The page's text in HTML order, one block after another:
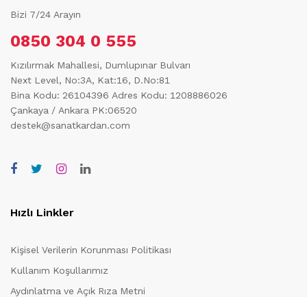
Bizi 7/24 Arayın
0850 304 0 555
Kızılırmak Mahallesi, Dumlupınar Bulvarı
Next Level, No:3A, Kat:16, D.No:81
Bina Kodu: 26104396 Adres Kodu: 1208886026
Çankaya / Ankara PK:06520
destek@sanatkardan.com
Hızlı Linkler
Kişisel Verilerin Korunması Politikası
Kullanım Koşullarımız
Aydınlatma ve Açık Rıza Metni